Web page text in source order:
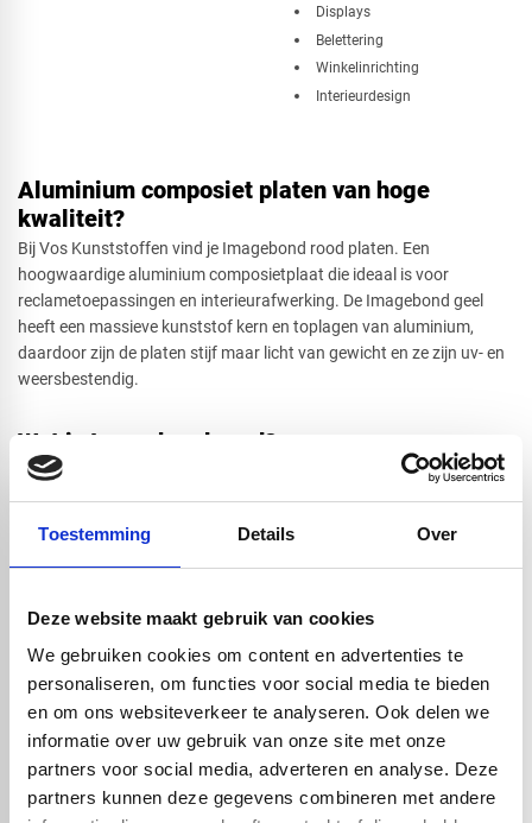
Toestemming Details Over
Deze website maakt gebruik van cookies
We gebruiken cookies om content en advertenties te
personaliseren, om functies voor social media te bieden
en om ons websiteverkeer te analyseren. Ook delen we
informatie over uw gebruik van onze site met onze
partners voor social media, adverteren en analyse. Deze
partners kunnen deze gegevens combineren met andere
Cirkel
Displays
Belettering
Winkelinrichting
Interieurdesign
Aluminium composiet platen van hoge
kwaliteit?
Bij Vos Kunststoffen vind je Imagebond rood platen. Een
hoogwaardige aluminium composietplaat die ideaal is voor
reclametoepassingen en interieurafwerking. De Imagebond geel
heeft een massieve kunststof kern en toplagen van aluminium,
daardoor zijn de platen stijf maar licht van gewicht en ze zijn uv- en
weersbestendig.
Wat is Imagebond rood?
Imagebond is een aluminium sandwichplaat bestaande uit drie
lagen. Twee sterke buitenlagen van aluminium en een Polyethyleen
kern. Deze combinatie zorgt voor een lichte, duurzame en
vormvaste plaat wat het een uitstekend materiaal maakt voor
Lichtgewicht en sterk
UV-bestendig en kleurvast
Eenvoudig te bewerken; zagen, frezen, boren
Perfecte vlakheid voor print- en stickerwerk
Beschermfolie aan beide zijde om krassen te voorkomen tijdens
bewerking en vervoer en montage.